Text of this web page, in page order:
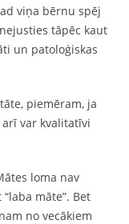
viņa bērnu spēj
tāpēc kaut
un patoloģiskas
piemēram, ja
var kvalitatīvi
loma nav
māte”. Bet
no vecākiem